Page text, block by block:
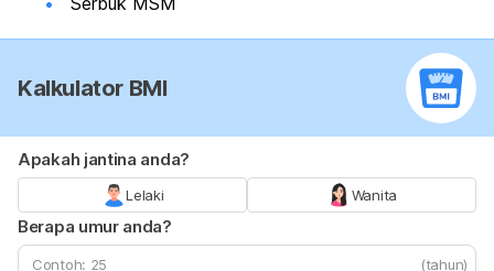
Kalkulator BMI
Apakah jantina anda?
Lelaki Wanita
Berapa umur anda?
(tahun)